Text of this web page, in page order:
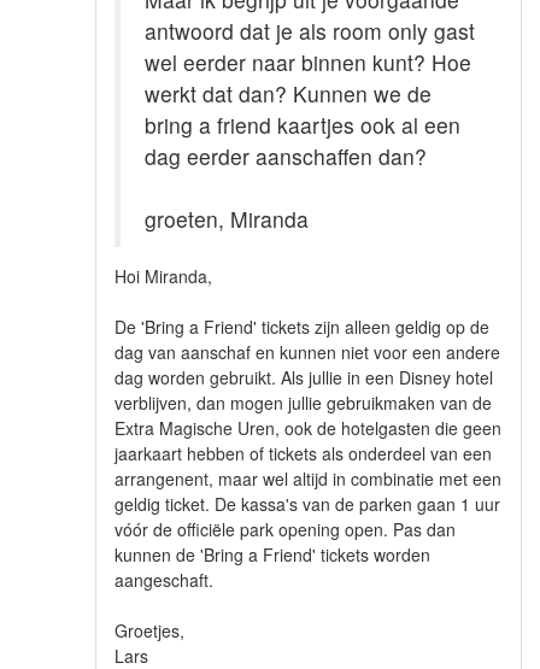
antwoord dat je als room only gast
wel eerder naar binnen kunt? Hoe
werkt dat dan? Kunnen we de
bring a friend kaartjes ook al een
dag eerder aanschaffen dan?
groeten, Miranda
Hoi Miranda,
De 'Bring a Friend' tickets zijn alleen geldig op de
dag van aanschaf en kunnen niet voor een andere
dag worden gebruikt. Als jullie in een Disney hotel
verblijven, dan mogen jullie gebruikmaken van de
Extra Magische Uren, ook de hotelgasten die geen
jaarkaart hebben of tickets als onderdeel van een
arrangenent, maar wel altijd in combinatie met een
geldig ticket. De kassa's van de parken gaan 1 uur
vóór de officiële park opening open. Pas dan
kunnen de 'Bring a Friend' tickets worden
aangeschaft.
Groetjes,
Lars